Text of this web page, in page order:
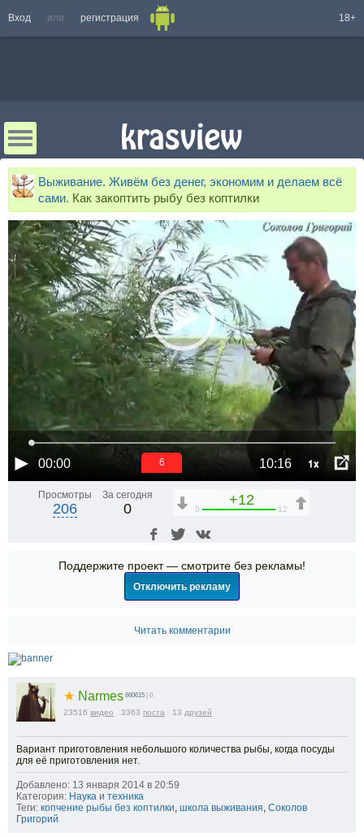
Вход или регистрация 18+
Выживание. Живём без денег, экономим и делаем всё
сами. Как закоптить рыбу без коптилки
00:00 10:16 1x
6
Просмотры
206
За сегодня
0
+12
0 12
Поддержите проект — смотрите без рекламы!
Отключить рекламу
Читать комментарии
★ Narmes 660615 | 0
23516 видео 3363 поста 13 друзей
Вариант приготовления небольшого количества рыбы, когда посуды
для её приготовления нет.
Добавлено: 13 января 2014 в 20:59
Категория: Наука и техника
Теги: копчение рыбы без коптилки школа выживания Соколов
Григорий